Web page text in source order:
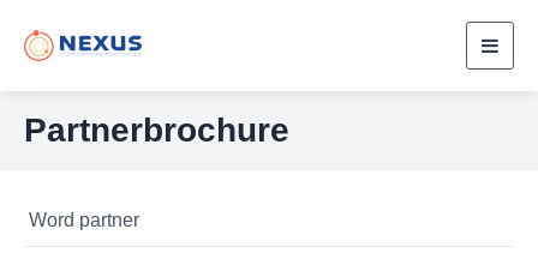
Partnerbrochure
Word partner